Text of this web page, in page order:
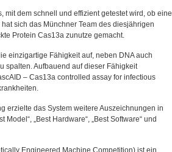
mit dem schnell und effizient getestet wird, ob eine
sich das Münchner Team des diesjährigen
Protein Cas13a zunutze gemacht.
einzigartige Fähigkeit auf, neben DNA auch
spalten. Aufbauend auf dieser Fähigkeit
– Cas13a controlled assay for infectious
erzielte das System weitere Auszeichnungen in
„Best Hardware“, „Best Software“ und
Engineered Machine Competition) ist ein